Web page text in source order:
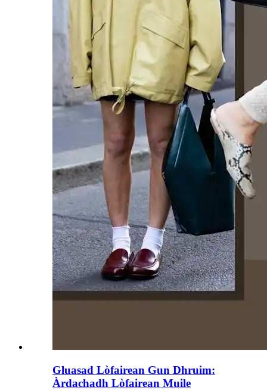
Gluasad Lòfairean Gun Dhruim:
Àrdachadh Lòfairean Muile